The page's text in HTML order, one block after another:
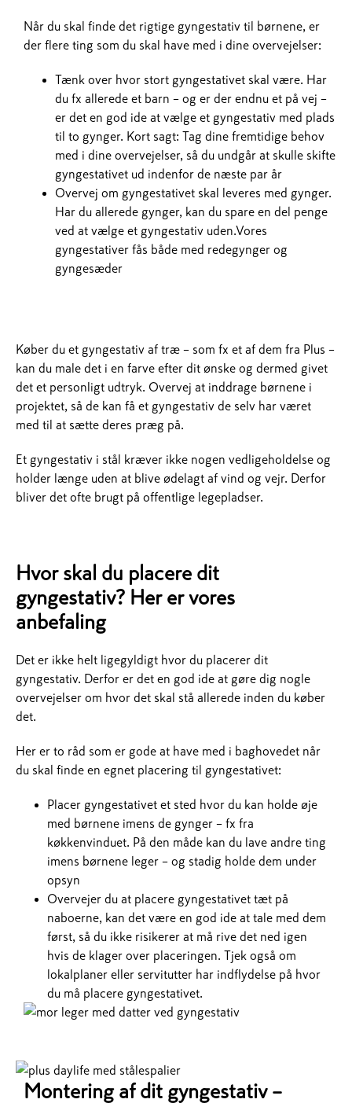
Når du skal finde det rigtige gyngestativ til børnene, er
der flere ting som du skal have med i dine overvejelser:
Tænk over hvor stort gyngestativet skal være. Har
du fx allerede et barn – og er der endnu et på vej –
er det en god ide at vælge et gyngestativ med plads
til to gynger. Kort sagt: Tag dine fremtidige behov
med i dine overvejelser, så du undgår at skulle skifte
gyngestativet ud indenfor de næste par år
Overvej om gyngestativet skal leveres med gynger.
Har du allerede gynger, kan du spare en del penge
ved at vælge et gyngestativ uden.Vores
gyngestativer fås både med redegynger og
gyngesæder
Køber du et gyngestativ af træ – som fx et af dem fra Plus –
kan du male det i en farve efter dit ønske og dermed givet
det et personligt udtryk. Overvej at inddrage børnene i
projektet, så de kan få et gyngestativ de selv har været
med til at sætte deres præg på.
Et gyngestativ i stål kræver ikke nogen vedligeholdelse og
holder længe uden at blive ødelagt af vind og vejr. Derfor
bliver det ofte brugt på offentlige legepladser.
Hvor skal du placere dit
gyngestativ? Her er vores
anbefaling
Det er ikke helt ligegyldigt hvor du placerer dit
gyngestativ. Derfor er det en god ide at gøre dig nogle
overvejelser om hvor det skal stå allerede inden du køber
det.
Her er to råd som er gode at have med i baghovedet når
du skal finde en egnet placering til gyngestativet:
Placer gyngestativet et sted hvor du kan holde øje
med børnene imens de gynger – fx fra
køkkenvinduet. På den måde kan du lave andre ting
imens børnene leger – og stadig holde dem under
opsyn
Overvejer du at placere gyngestativet tæt på
naboerne, kan det være en god ide at tale med dem
først, så du ikke risikerer at må rive det ned igen
hvis de klager over placeringen. Tjek også om
lokalplaner eller servitutter har indflydelse på hvor
du må placere gyngestativet.
Montering af dit gyngestativ –